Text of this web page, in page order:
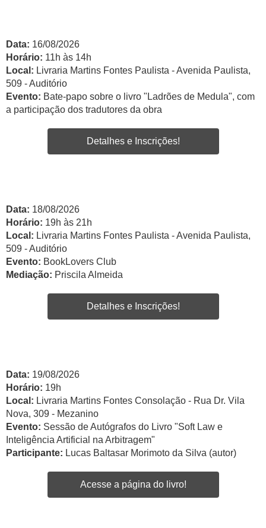
Data: 16/08/2026
Horário: 11h às 14h
Local: Livraria Martins Fontes Paulista - Avenida Paulista,
509 - Auditório
Evento: Bate-papo sobre o livro "Ladrões de Medula", com
a participação dos tradutores da obra
Detalhes e Inscrições!
Data: 18/08/2026
Horário: 19h às 21h
Local: Livraria Martins Fontes Paulista - Avenida Paulista,
509 - Auditório
Evento: BookLovers Club
Mediação: Priscila Almeida
Detalhes e Inscrições!
Data: 19/08/2026
Horário: 19h
Local: Livraria Martins Fontes Consolação - Rua Dr. Vila
Nova, 309 - Mezanino
Evento: Sessão de Autógrafos do Livro "Soft Law e
Inteligência Artificial na Arbitragem"
Participante: Lucas Baltasar Morimoto da Silva (autor)
Acesse a página do livro!